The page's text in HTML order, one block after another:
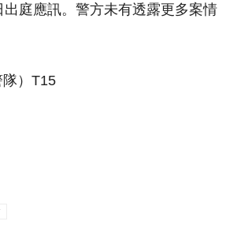
出庭應訊。警方未有透露更多案情
隊）T15